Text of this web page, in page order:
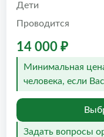
Дети
Проводится
14 000 ₽
Минимальная
человека, если
Задать вопросы